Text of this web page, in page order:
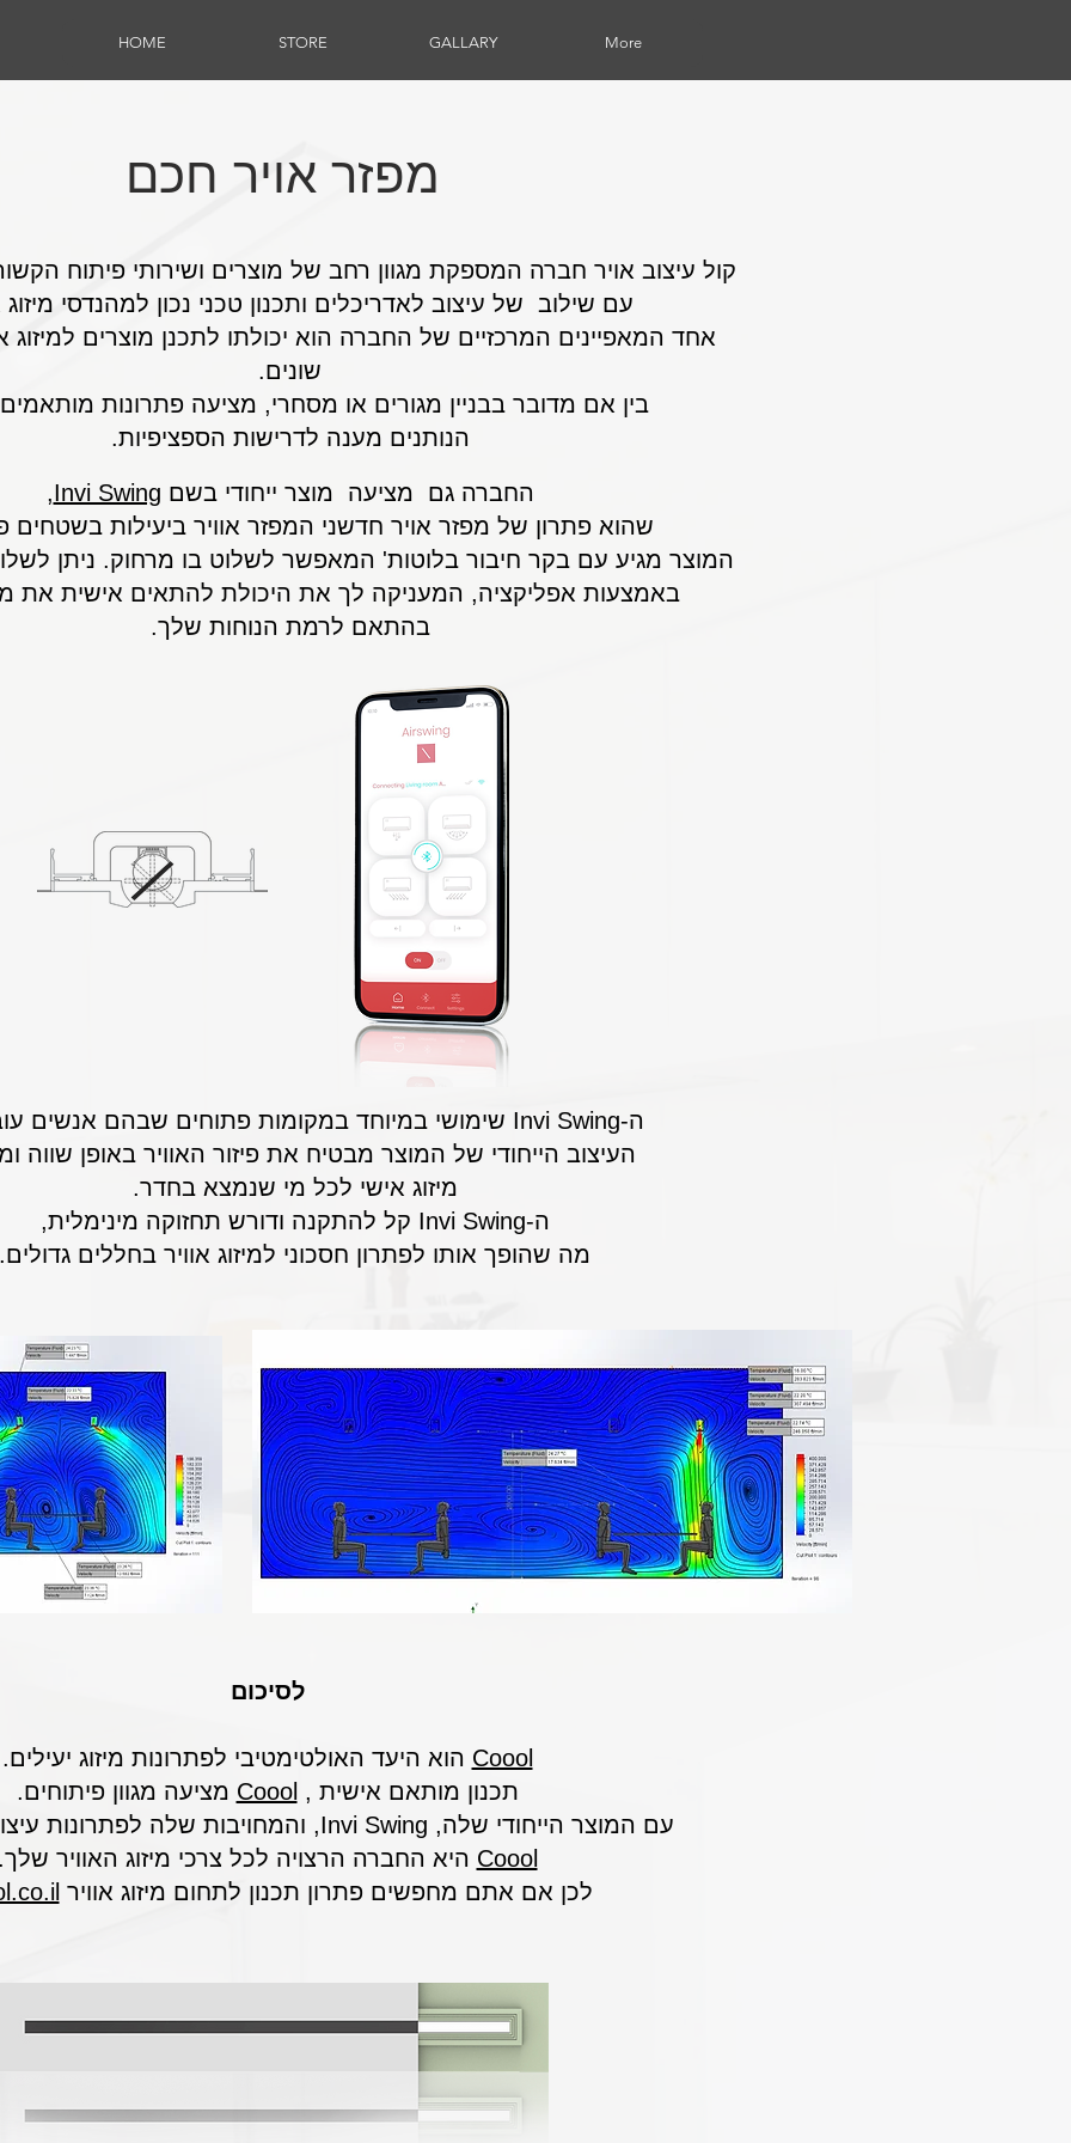
HOME STORE GALLARY More
מפזר אויר חכם
קול עיצוב אויר חברה המספקת מגוון רחב של מוצרים ושירותי פיתוח
עם שילוב של עיצוב לאדריכלים ותכנון טכני נכון למהנדסי מיזוג
אחד המאפיינים המרכזיים של החברה הוא יכולתו לתכנן מוצרים למיזוג
שונים.
בין אם מדובר בבניין מגורים או מסחרי, מציעה פתרונות
הנותנים מענה לדרישות הספציפיות.
החברה גם מציעה מוצר ייחודי בשם Invi Swing
,
שהוא פתרון של מפזר אויר חדשני המפזר אוויר ביעילות בשטחים
באמצעות אפליקציה, המעניקה לך את היכולת להתאים אישית את
בהתאם לרמת הנוחות שלך.
ה-Invi Swing שימושי במיוחד במקומות פתוחים שבהם אנשים עובדים.
העיצוב הייחודי של המוצר מבטיח את פיזור האוויר באופן שווה
מיזוג אישי לכל מי שנמצא בחדר.
ה-Invi Swing קל להתקנה ודורש תחזוקה מינימלית,
מה שהופך אותו לפתרון חסכוני למיזוג אוויר בחללים גדולים.
לסיכום
Coool הוא היעד האולטימטיבי לפתרונות מיזוג יעילים.
תכנון מותאם אישית , Coool מציעה מגוון פיתוחים.
עם המוצר הייחודי שלה, Invi Swing, והמחויבות שלה לפתרונות עיצוב לאדריכלים,
Coool היא החברה הרצויה לכל צרכי מיזוג האוויר
לכן אם אתם מחפשים פתרון תכנון לתחום מיזוג אוויר